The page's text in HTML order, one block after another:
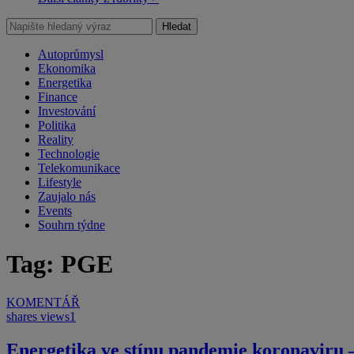
Hledat
Autoprůmysl
Ekonomika
Energetika
Finance
Investování
Politika
Reality
Technologie
Telekomunikace
Lifestyle
Zaujalo nás
Events
Souhrn týdne
Tag: PGE
KOMENTÁŘ
shares views1